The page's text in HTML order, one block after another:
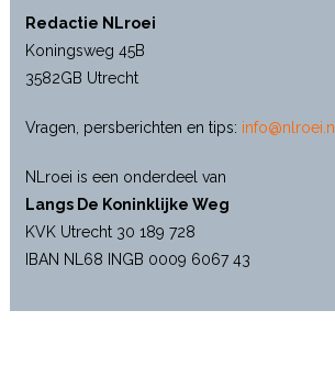
Redactie NLroei
Koningsweg 45B
3582GB Utrecht
Vragen, persberichten en tips: info@nlroei.nl
NLroei is een onderdeel van
Langs De Koninklijke Weg
KVK Utrecht 30 189 728
IBAN NL68 INGB 0009 6067 43